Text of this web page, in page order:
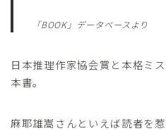
「BOOK」データベースより
日本推理作家協会賞と本格ミ
本書。
麻耶雄嵩さんといえば読者を